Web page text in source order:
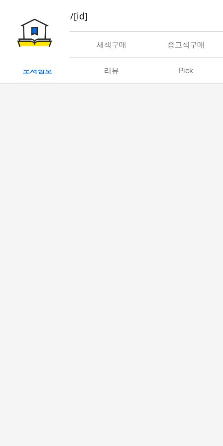
book/rent/[id]
대여 새책구매 중고책구매
도서정보 리뷰 Pick